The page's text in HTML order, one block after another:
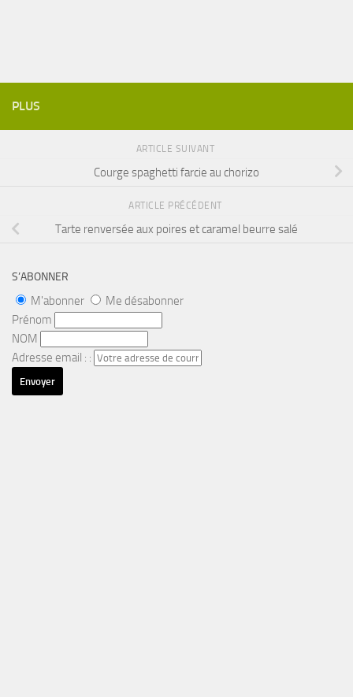
PLUS
ARTICLE SUIVANT
Courge spaghetti farcie au chorizo
ARTICLE PRÉCÉDENT
Tarte renversée aux poires et caramel beurre salé
S’ABONNER
M'abonner
Me désabonner
Prénom
NOM
Adresse email : :